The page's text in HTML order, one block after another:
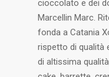
cioccolato e dei
Marcellin Marc.
fonda a Catania
rispetto di qualità
di altissima